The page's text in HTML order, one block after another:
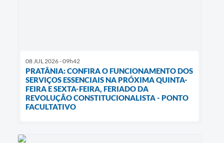
08 JUL 2026 - 09h42
PRATÂNIA: CONFIRA O FUNCIONAMENTO DOS
SERVIÇOS ESSENCIAIS NA PRÓXIMA QUINTA-
FEIRA E SEXTA-FEIRA, FERIADO DA
REVOLUÇÃO CONSTITUCIONALISTA - PONTO
FACULTATIVO